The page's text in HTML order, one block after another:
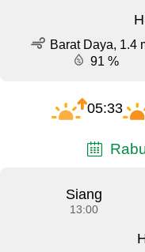
Barat Daya, 1.4
91 %
05:33
Siang
13:00